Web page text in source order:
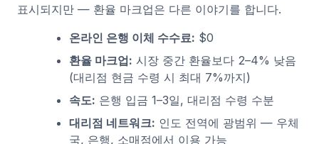
표시되지만 — 환율 마크업은 다른 이야기를 합니다.
온라인 은행 이체 수수료: $0
환율 마크업: 시장 중간 환율보다 2–4% 낮음
(대리점 현금 수령 시 최대 7%까지)
속도: 은행 입금 1–3일, 대리점 수령 수분
대리점 네트워크: 인도 전역에 광범위 — 우체
국, 은행, 소매점에서 이용 가능